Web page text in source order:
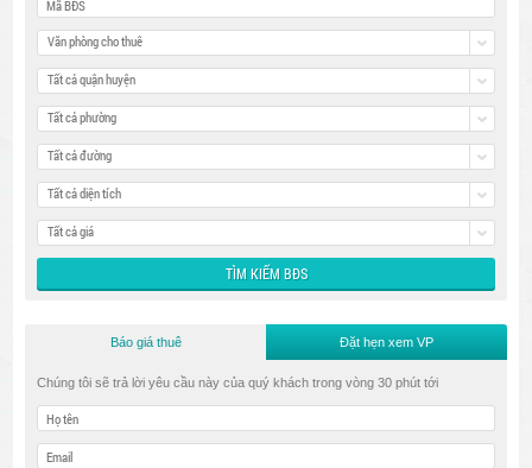
Văn phòng cho thuê
Tất cả quận huyện
Tất cả phường
Tất cả đường
Tất cả diện tích
Tất cả giá
Báo giá thuê Đặt hẹn xem VP
Chúng tôi sẽ trả lời yêu cầu này của quý khách trong vòng 30 phút tới